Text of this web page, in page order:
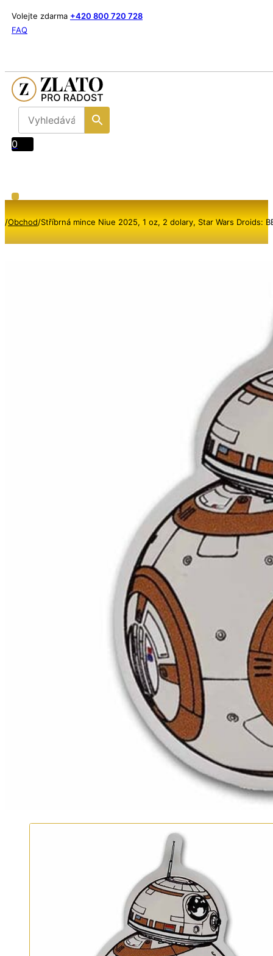
Volejte zdarma +420 800 720 728
FAQ
0
/Obchod/Stříbrná mince Niue 2025, 1 oz, 2 dolary, Star Wars Droids: